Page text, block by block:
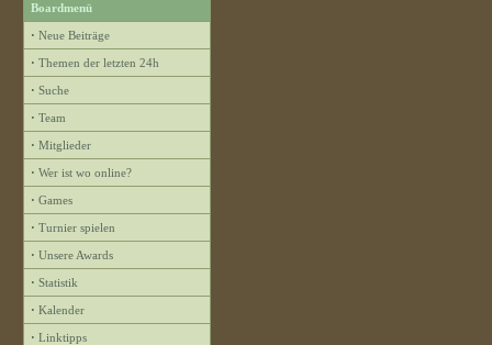
Boardmenü
· Neue Beiträge
· Themen der letzten 24h
· Suche
· Team
· Mitglieder
· Wer ist wo online?
· Games
· Turnier spielen
· Unsere Awards
· Statistik
· Kalender
· Linktipps